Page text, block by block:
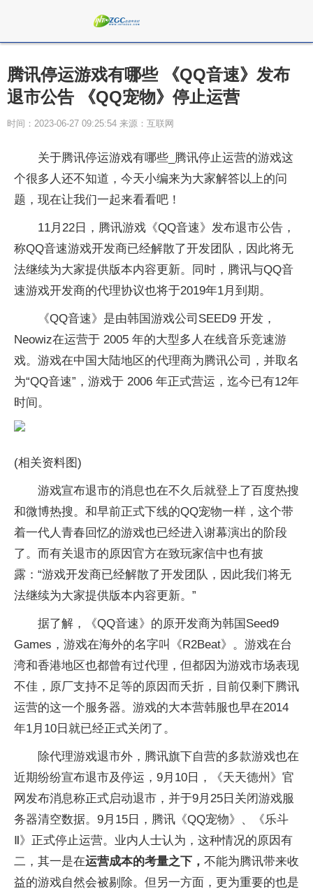
腾讯停运游戏有哪些 《QQ音速》发布
退市公告 《QQ宠物》停止运营
时间：2023-06-27 09:25:54 来源：互联网
关于腾讯停运游戏有哪些_腾讯停止运营的游戏这
个很多人还不知道，今天小编来为大家解答以上的问
题，现在让我们一起来看看吧！
11月22日，腾讯游戏《QQ音速》发布退市公告，
称QQ音速游戏开发商已经解散了开发团队，因此将无
法继续为大家提供版本内容更新。同时，腾讯与QQ音
速游戏开发商的代理协议也将于2019年1月到期。
《QQ音速》是由韩国游戏公司SEED9 开发，
Neowiz在运营于 2005 年的大型多人在线音乐竞速游
戏。游戏在中国大陆地区的代理商为腾讯公司，并取名
为“QQ音速”，游戏于 2006 年正式营运，迄今已有12年
时间。
(相关资料图)
游戏宣布退市的消息也在不久后就登上了百度热搜
和微博热搜。和早前正式下线的QQ宠物一样，这个带
着一代人青春回忆的游戏也已经进入谢幕演出的阶段
了。而有关退市的原因官方在致玩家信中也有披
露：“游戏开发商已经解散了开发团队，因此我们将无
法继续为大家提供版本内容更新。”
据了解，《QQ音速》的原开发商为韩国Seed9
Games，游戏在海外的名字叫《R2Beat》。游戏在台
湾和香港地区也都曾有过代理，但都因为游戏市场表现
不佳，原厂支持不足等的原因而夭折，目前仅剩下腾讯
运营的这一个服务器。游戏的大本营韩服也早在2014
年1月10日就已经正式关闭了。
除代理游戏退市外，腾讯旗下自营的多款游戏也在
近期纷纷宣布退市及停运，9月10日，《天天德州》官
网发布消息称正式启动退市，并于9月25日关闭游戏服
务器清空数据。9月15日，腾讯《QQ宠物》、《乐斗
Ⅱ》正式停止运营。业内人士认为，这种情况的原因有
二，其一是在运营成本的考量之下， 不能为腾讯带来收
益的游戏自然会被剔除。但另一方面，更为重要的也是